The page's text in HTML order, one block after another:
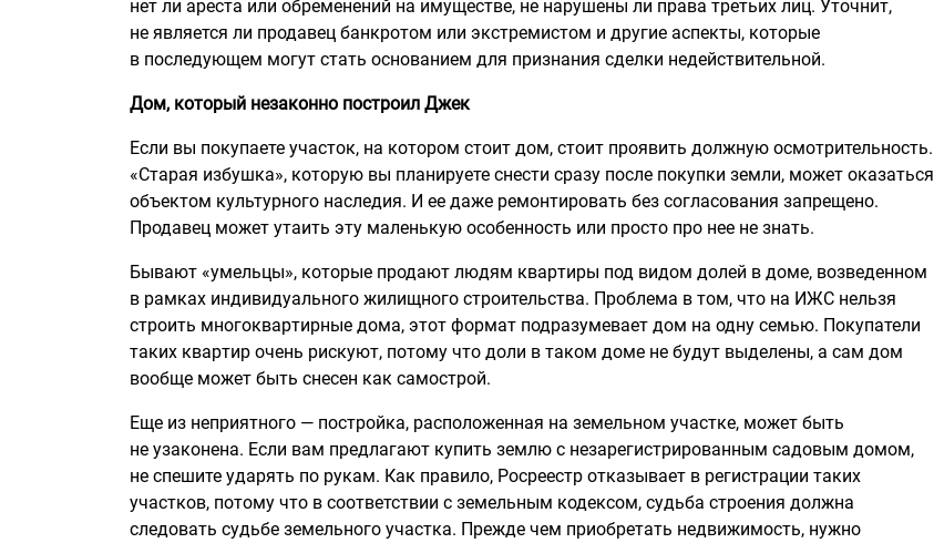
нет ли ареста или обременений на имуществе, не нарушены ли права третьих лиц. Уточнит,
не является ли продавец банкротом или экстремистом и другие аспекты, которые
в последующем могут стать основанием для признания сделки недействительной.
Дом, который незаконно построил Джек
Если вы покупаете участок, на котором стоит дом, стоит проявить должную осмотрительность.
«Старая избушка», которую вы планируете снести сразу после покупки земли, может оказаться
объектом культурного наследия. И ее даже ремонтировать без согласования запрещено.
Продавец может утаить эту маленькую особенность или просто про нее не знать.
Бывают «умельцы», которые продают людям квартиры под видом долей в доме, возведенном
в рамках индивидуального жилищного строительства. Проблема в том, что на ИЖС нельзя
строить многоквартирные дома, этот формат подразумевает дом на одну семью. Покупатели
таких квартир очень рискуют, потому что доли в таком доме не будут выделены, а сам дом
вообще может быть снесен как самострой.
Еще из неприятного — постройка, расположенная на земельном участке, может быть
не узаконена. Если вам предлагают купить землю с незарегистрированным садовым домом,
не спешите ударять по рукам. Как правило, Росреестр отказывает в регистрации таких
участков, потому что в соответствии с земельным кодексом, судьба строения должна
следовать судьбе земельного участка. Прежде чем приобретать недвижимость, нужно